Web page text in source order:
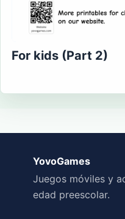
For kids (Part 2)
YovoGames
Juegos móviles y
edad preescolar.